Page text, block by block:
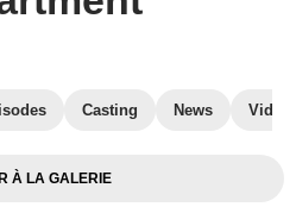
Casting News
À LA GALERIE